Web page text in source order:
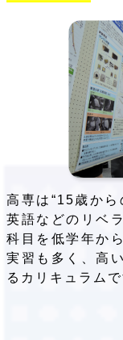
高専は“15歳か
英語などのリベ
科目を低学年か
実習も多く、高
るカリキュラムで